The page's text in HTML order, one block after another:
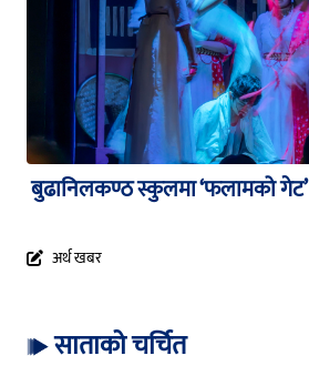
बुढानिलकण्ठ स्कुलमा ‘फलामको गेट’
अर्थ खबर
साताको चर्चित